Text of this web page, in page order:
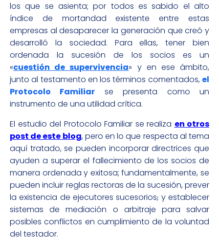
los que se asienta; por todos es sabido el alto
índice de mortandad existente entre estas
empresas al desaparecer la generación que creó y
desarrolló la sociedad. Para ellas, tener bien
ordenada la sucesión de los socios es un
«cuestión de supervivencia» y en ese ámbito,
junto al testamento en los términos comentados, el
Protocolo Familiar se presenta como un
instrumento de una utilidad crítica.
El estudio del Protocolo Familiar se realiza en otros
post de este blog, pero en lo que respecta al tema
aquí tratado, se pueden incorporar directrices que
ayuden a superar el fallecimiento de los socios de
manera ordenada y exitosa; fundamentalmente, se
pueden incluir reglas rectoras de la sucesión, prever
la existencia de ejecutores sucesorios,y establecer
sistemas de mediación o arbitraje para salvar
posibles conflictos en cumplimiento de la voluntad
del testador.